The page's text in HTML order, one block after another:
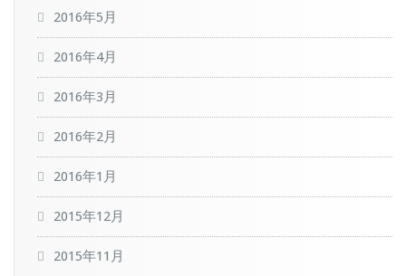
2016年5月
2016年4月
2016年3月
2016年2月
2016年1月
2015年12月
2015年11月